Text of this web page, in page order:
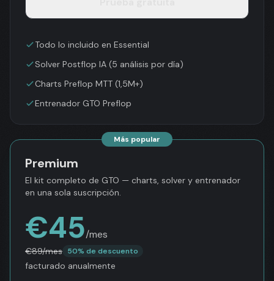
Todo lo incluido en Essential
Solver Postflop IA (5 análisis por día)
Charts Preflop MTT (1,5M+)
Entrenador GTO Preflop
Más popular
Premium
El kit completo de GTO — charts, solver y entrenador
en una sola suscripción.
€45/mes
€89/mes 50% de descuento
facturado anualmente